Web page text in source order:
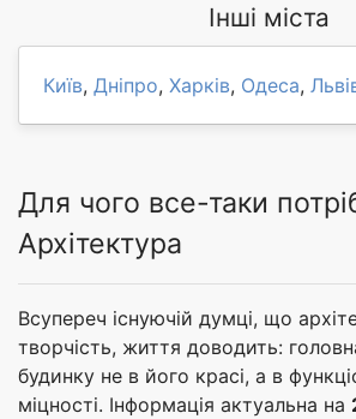
Інші міста
Київ, Дніпро, Харків, Одеса,
Для чого все-таки
Архітектура
Всупереч існуючій думці, що
творчість, життя доводить:
будинку не в його красі, а в
міцності. Інформація актуальна на